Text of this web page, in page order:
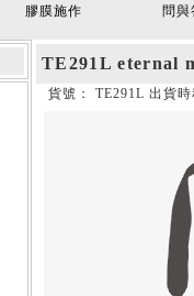
膠膜施作 問與
TE291L eternal
貨號： TE291L 出貨時